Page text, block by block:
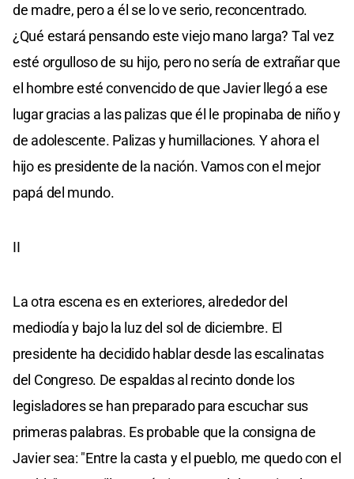
de madre, pero a él se lo ve serio, reconcentrado.
¿Qué estará pensando este viejo mano larga? Tal vez
esté orgulloso de su hijo, pero no sería de extrañar que
el hombre esté convencido de que Javier llegó a ese
lugar gracias a las palizas que él le propinaba de niño y
de adolescente. Palizas y humillaciones. Y ahora el
hijo es presidente de la nación. Vamos con el mejor
papá del mundo.
II
La otra escena es en exteriores, alrededor del
mediodía y bajo la luz del sol de diciembre. El
presidente ha decidido hablar desde las escalinatas
del Congreso. De espaldas al recinto donde los
legisladores se han preparado para escuchar sus
primeras palabras. Es probable que la consigna de
Javier sea: "Entre la casta y el pueblo, me quedo con el